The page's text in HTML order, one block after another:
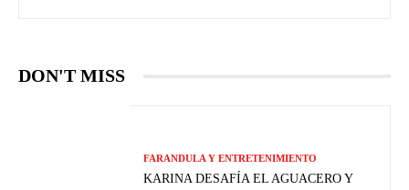
DON'T MISS
FARANDULA Y ENTRETENIMIENTO
KARINA DESAFÍA EL AGUACERO Y